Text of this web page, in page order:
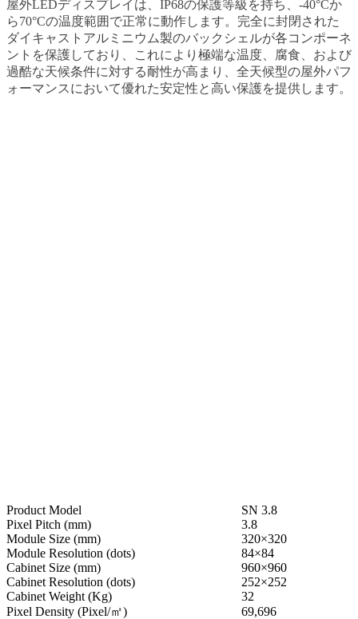
屋外LEDディスプレイは、IP68の保護等級を持ち、-40°Cか
ら70°Cの温度範囲で正常に動作します。完全に封閉された
ダイキャストアルミニウム製のバックシェルが各コンポーネ
ントを保護しており、これにより極端な温度、腐食、および
過酷な天候条件に対する耐性が高まり、全天候型の屋外パフ
ォーマンスにおいて優れた安定性と高い保護を提供します。
Product Model
SN 3.8
Pixel Pitch (mm)
3.8
Module Size (mm)
320×320
Module Resolution (dots)
84×84
Cabinet Size (mm)
960×960
Cabinet Resolution (dots)
252×252
Cabinet Weight (Kg)
32
Pixel Density (Pixel/㎡)
69,696